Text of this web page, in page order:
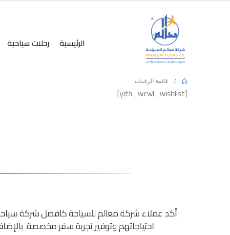
الرئيسية رحلات سياحية
قائمة الرغبات
[yith_wcwl_wishlist]
أكد عملاء شركة معالم للسياحة كافضل شركة
احتياجاتهم وتوفير تجربة سفر مخصصة.